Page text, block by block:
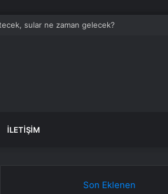
sular ne zaman gelecek?
İLETIŞIM
Son Eklenen